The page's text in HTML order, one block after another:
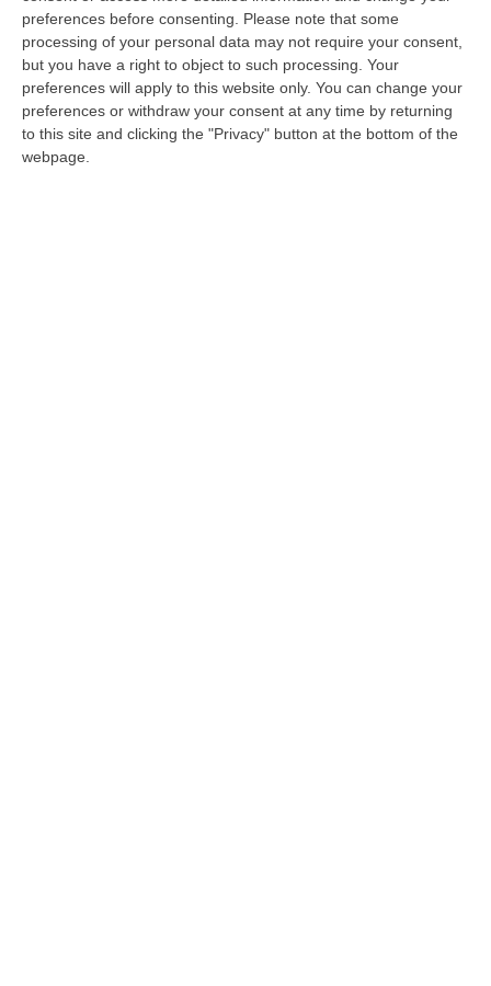
preferences before consenting.
Please note that some
processing of your personal data may not require your consent,
but you have a right to object to such processing. Your
preferences will apply to this website only. You can change your
preferences or withdraw your consent at any time by returning
to this site and clicking the "Privacy" button at the bottom of the
webpage.
istituzioni, consegniamo anche un bel lavoro
all’agenzi…
Pubblicato il: 10/11/22 – 6:57